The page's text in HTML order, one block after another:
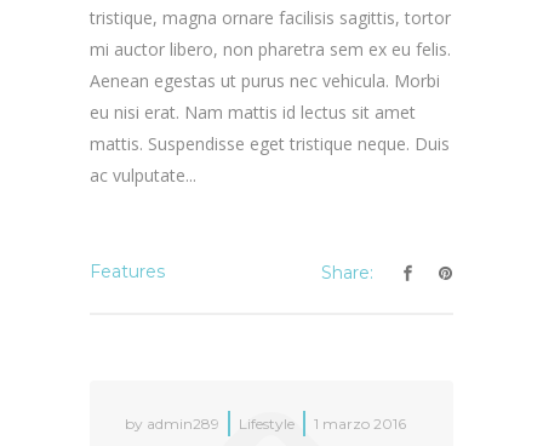
tristique, magna ornare facilisis sagittis, tortor
mi auctor libero, non pharetra sem ex eu felis.
Aenean egestas ut purus nec vehicula. Morbi
eu nisi erat. Nam mattis id lectus sit amet
mattis. Suspendisse eget tristique neque. Duis
ac vulputate...
Features Share:
by admin289 Lifestyle 1 marzo 2016